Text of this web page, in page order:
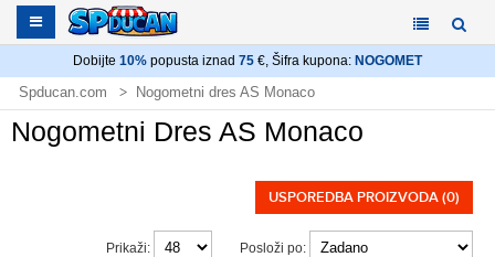
Dobijte 10% popusta iznad 75 €, Šifra kupona: NOGOMET
Spducan.com Nogometni dres AS Monaco
Nogometni Dres AS Monaco
USPOREDBA PROIZVODA (0)
Posloži po:
Prikaži: